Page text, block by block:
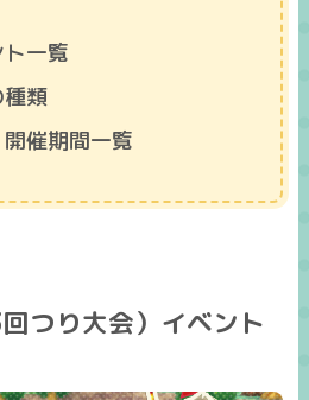
一覧
類
催期間一覧
つり大会）イベント